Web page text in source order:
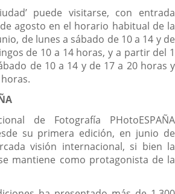
puede visitarse, con entrada
agosto en el horario habitual de la
de lunes a sábado de 10 a 14 y de
de 10 a 14 horas, y a partir del 1
de 10 a 14 y de 17 a 20 horas y
de Fotografía PHotoESPAÑA
su primera edición, en junio de
visión internacional, si bien la
mantiene como protagonista de la